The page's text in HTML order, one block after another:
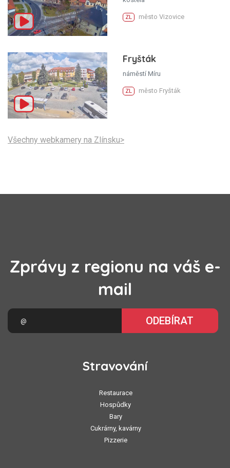
ZL město Vizovice
Fryšták
náměstí Míru
ZL město Fryšták
Všechny webkamery na Zlínsku>
Zprávy z regionu na váš e-
mail
ODEBÍRAT
Stravování
Restaurace
Hospůdky
Bary
Cukrárny, kavárny
Pizzerie